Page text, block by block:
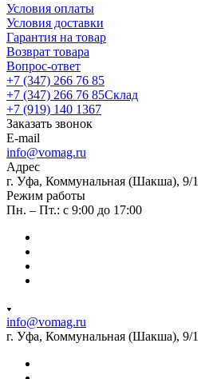
Условия оплаты
Условия доставки
Гарантия на товар
Возврат товара
Вопрос-ответ
+7 (347) 266 76 85
+7 (347) 266 76 85Склад
+7 (919) 140 1367
Заказать звонок
E-mail
info@vomag.ru
Адрес
г. Уфа, Коммунальная (Шакша), 9/1
Режим работы
Пн. – Пт.: с 9:00 до 17:00
info@vomag.ru
г. Уфа, Коммунальная (Шакша), 9/1